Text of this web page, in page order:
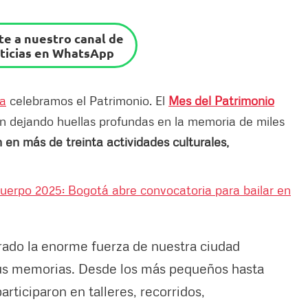
a nuestro canal de
en WhatsApp
celebramos el Patrimonio. El Mes del Patrimonio
dejando huellas profundas en la memoria de miles
más de treinta actividades culturales,
2025: Bogotá abre convocatoria para bailar en
la enorme fuerza de nuestra ciudad
memorias. Desde los más pequeños hasta
en talleres, recorridos,